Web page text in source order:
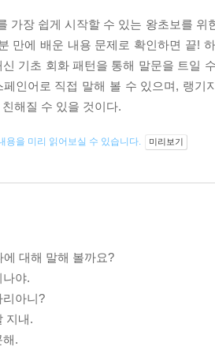
가장 쉽게 시작할 수 있는 왕초보를
만에 배운 내용 문제로 확인하면 끝!
신 기초 회화 패턴을 통해 말문을 트일
페인어로 직접 말해 볼 수 있으며, 랭기
해질 수 있을 것이다.
용을 미리 읽어보실 수 있습니다. 미리보기
에 대해 말해 볼까요?
나야.
리아니?
지내.
해.